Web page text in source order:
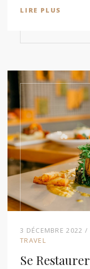
LIRE PLUS
3 DÉCEMBRE 2022
TRAVEL
Se Restaurer